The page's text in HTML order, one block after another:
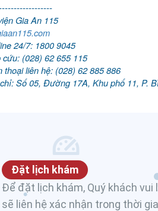
Gia An 115
24/7: 1800 9045
cứu: (028) 62 655 115
thoại liên hệ: (028) 62 885 886
Số 05, Đường 17A, Khu phố 11, P.
Đặt lịch khám
Để đặt lịch khám, Quý khách vui
sẽ liên hệ xác nhận trong thời